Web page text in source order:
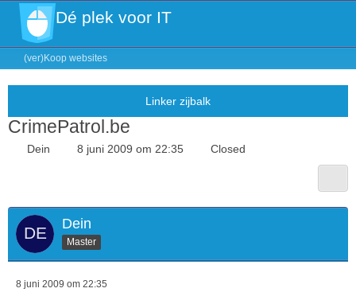
Dé plek voor IT
(ver)Koop websites
CrimePatrol.be
Dein 8 juni 2009 om 22:35 Closed
Dein
Master
8 juni 2009 om 22:35